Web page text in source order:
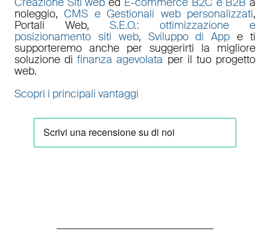
noleggio,CMS e Gestionali web personalizzati,
Portali Web,S.E.O.: ottimizzazione e
posizionamento siti web, Sviluppo di App e ti
supporteremo anche per suggerirti la migliore
soluzione difinanza agevolata per il tuo progetto
web.
Scopri i principali vantaggi